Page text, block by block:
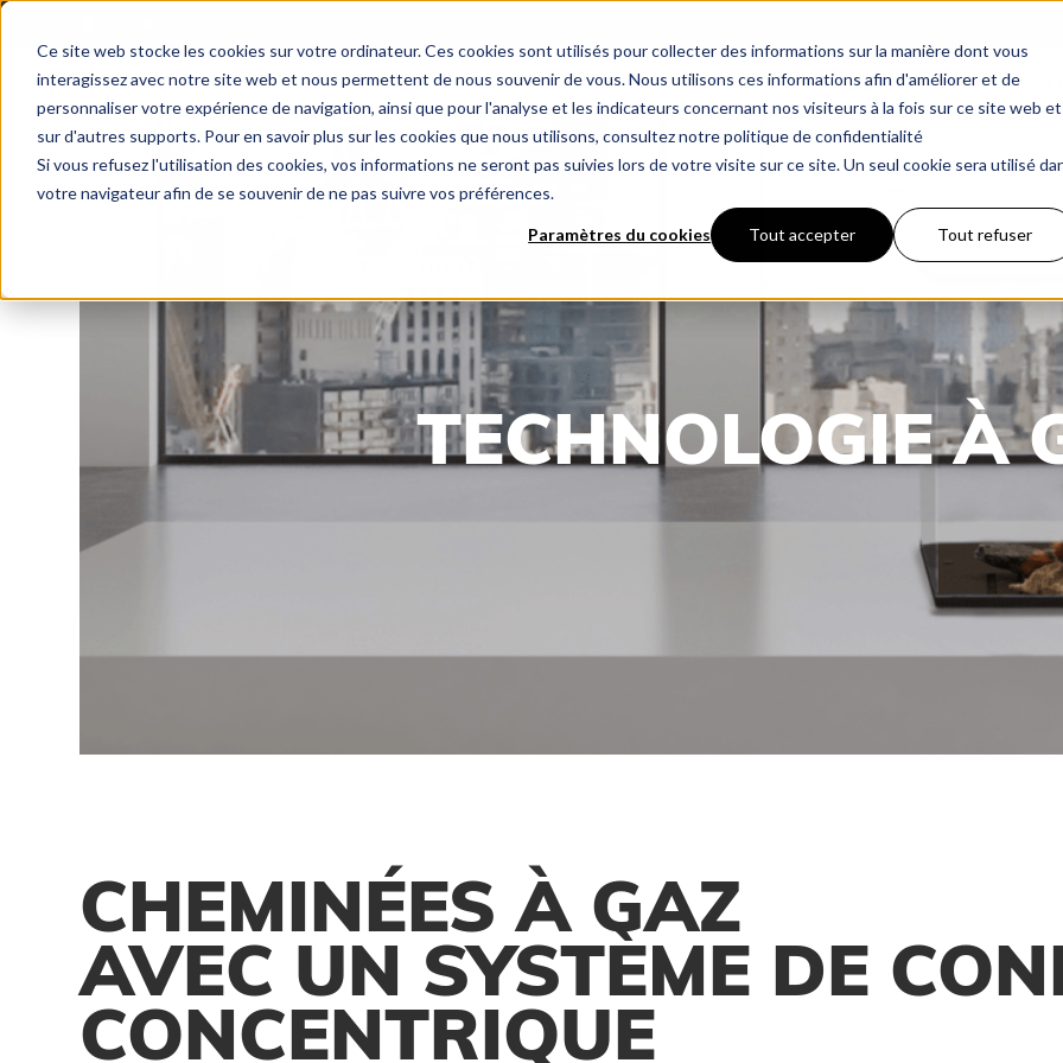
Ce site web stocke les cookies sur votre ordinateur. Ces cookies sont utilisés pour collecter des informations sur la manière dont vous
interagissez avec notre site web et nous permettent de nous souvenir de vous. Nous utilisons ces informations afin d'améliorer et de
personnaliser votre expérience de navigation, ainsi que pour l'analyse et les indicateurs concernant nos visiteurs à la fois sur ce site web et
sur d'autres supports. Pour en savoir plus sur les cookies que nous utilisons, consultez notre politique de confidentialité
Si vous refusez l'utilisation des cookies, vos informations ne seront pas suivies lors de votre visite sur ce site. Un seul cookie sera utilisé
votre navigateur afin de se souvenir de ne pas suivre vos préférences.
Paramètres du cookies Tout accepter Tout refuser
CHEMINÉES POUR LES
TECHNOLOGIE À
CHEMINÉES À GAZ
AVEC UN SYSTÈME DE
CONCENTRIQUE